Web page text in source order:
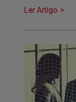
Ler Artigo